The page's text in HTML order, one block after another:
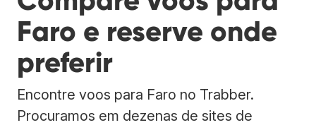
Faro e reserve onde
preferir
Encontre voos para Faro no Trabber.
Procuramos em dezenas de sites de